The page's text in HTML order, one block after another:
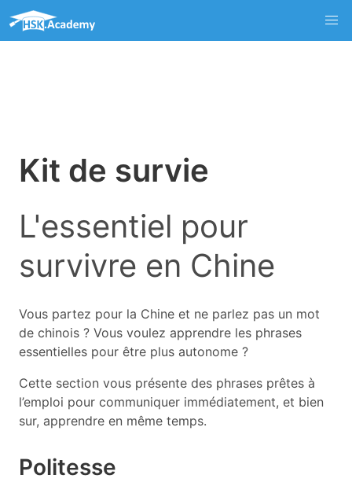
Kit de survie
L'essentiel pour
survivre en Chine
Vous partez pour la Chine et ne parlez pas un mot
de chinois ? Vous voulez apprendre les phrases
essentielles pour être plus autonome ?
Cette section vous présente des phrases prêtes à
l’emploi pour communiquer immédiatement, et bien
sur, apprendre en même temps.
Politesse